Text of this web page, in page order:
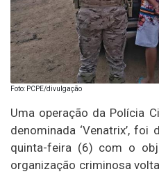
Foto: PCPE/divulgação
Uma operação da Polícia
denominada ‘Venatrix’,
quinta-feira (6) com o
organização criminosa